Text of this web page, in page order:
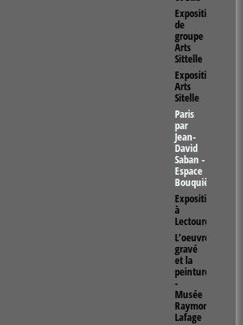
Exposition
de
groupe
Arts
Sittelle
Exposition
Arts
Sitelle
Paris
par
Jean-
David
Saban -
Espace
Bouquières
Exposition
à
Lectoure
L’oeuvre
gravé
et la
peinture
-
Musée
Raymond
Lafage